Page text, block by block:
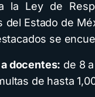
la Ley de
del Estado de
se
docentes: de 8
de hasta